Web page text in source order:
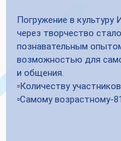
Погружение в культуру
через творчество
познавательным
возможностью для
и общения.
▫️Количеству
▫️Самому возрастному-